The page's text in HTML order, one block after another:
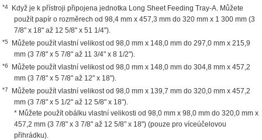
*4
Když je k přístroji připojena jednotka Long Sheet Feeding Tray-A. Můžete
použít papír o rozměrech od 98,4 mm x 457,3 mm do 320 mm x 1 300 mm (3
7/8" x 18" až 12 5/8" x 51 1/4").
*5
Můžete použít vlastní velikost od 98,0 mm x 148,0 mm do 297,0 mm x 215,9
mm (3 7/8" x 5 7/8" až 11 3/4" x 8 1/2").
*6
Můžete použít vlastní velikost od 98,0 mm x 148,0 mm do 304,8 mm x 457,2
mm (3 7/8" x 5 7/8" až 12" x 18").
*7
Můžete použít vlastní velikost od 98,0 mm x 139,7 mm do 320,0 mm x 457,2
mm (3 7/8" x 5 1/2" až 12 5/8" x 18").
* Můžete použít obálku vlastní velikosti od 98,0 mm x 98,0 mm do 320,0 mm x
457,2 mm (3 7/8" x 3 7/8" až 12 5/8" x 18") (pouze pro víceúčelovou
přihrádku).